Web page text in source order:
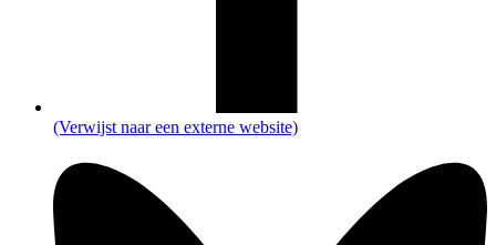
(Verwijst naar een externe website)